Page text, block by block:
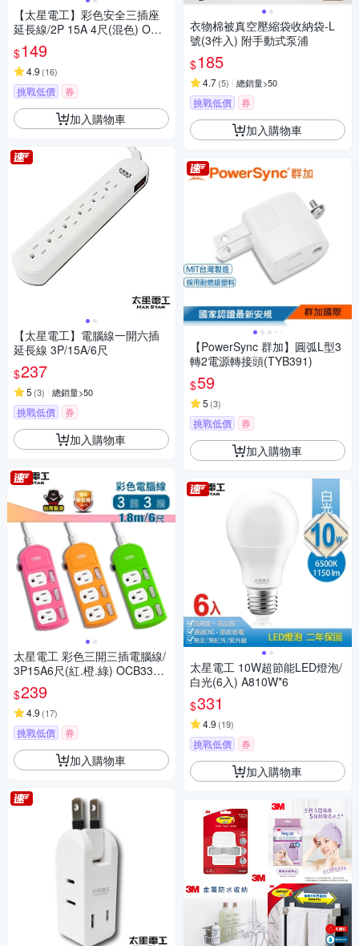
【太星電工】彩色安全三插座
延長線/2P 15A 4尺(混色) OCU
30204
$149
4.9 (16)
挑戰低價 券
加入購物車
【太星電工】電腦線一開六插
延長線 3P/15A/6尺
$237
5 (3) 總銷量>50
挑戰低價 券
加入購物車
太星電工 彩色三開三插電腦線/
3P15A6尺(紅.橙.綠) OCB3330
$239
4.9 (17)
挑戰低價 券
加入購物車
衣物棉被真空壓縮袋收納袋-L
號(3件入) 附手動式泵浦
$185
4.7(5) 總銷量>50
挑戰低價 券
加入購物車
【PowerSync 群加】圓弧L型3
轉2電源轉接頭(TYB391)
$59
5 (3)
挑戰低價 券
加入購物車
太星電工 10W超節能LED燈泡/
白光(6入) A810W*6
$331
4.9 (19)
挑戰低價 券
加入購物車